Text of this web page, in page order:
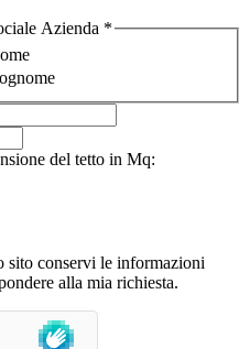
Azienda *
del tetto in Mq:
sito conservi le informazioni
alla mia richiesta.